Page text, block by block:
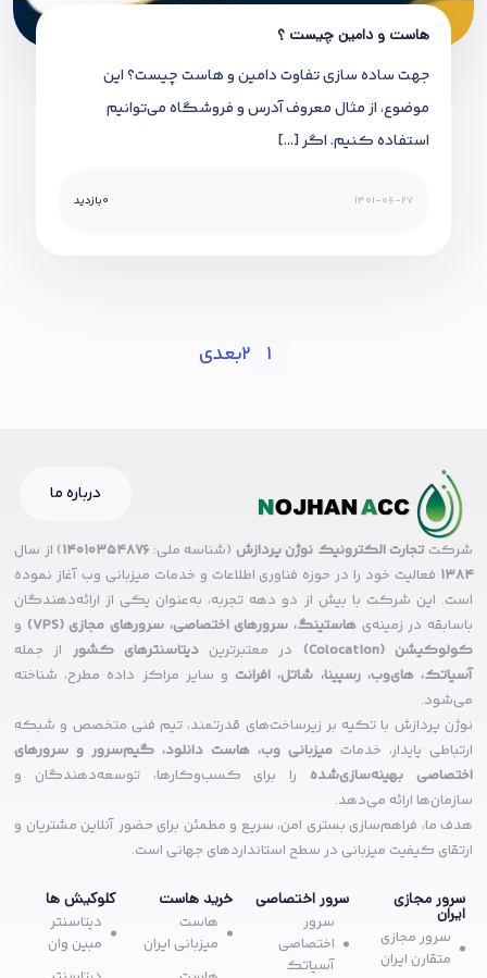
هاست و دامین چیست ؟
جهت ساده سازی تفاوت دامین و هاست چیست؟ این
موضوع، از مثال معروف آدرس و فروشگاه می‌توانیم
استفاده کنیم. اگر […]
1401-06-27
0بازدید
2بعدی
درباره ما
شرکت تجارت الکترونیک نوژن پردازش (شناسه ملی: 14010354876) از سال
۱۳۸۴ فعالیت خود را در حوزه فناوری اطلاعات و خدمات میزبانی وب آغاز نموده
است. این شرکت با بیش از دو دهه تجربه، به‌عنوان یکی از ارائه‌دهندگان
باسابقه در زمینه‌ی هاستینگ، سرورهای اختصاصی، سرورهای مجازی (VPS)
و
کولوکیشن (Colocation)
در معتبرتریندیتاسنترهای کشور از جمله
آسیاتک، های‌وب، رسپینا، شاتل، افرانت و سایر مراکز داده مطرح، شناخته
می‌شود.
نوژن پردازش با تکیه بر زیرساخت‌های قدرتمند، تیم فنی متخصص و شبکه
ارتباطی پایدار، خدمات میزبانی وب، هاست دانلود، گیم‌سرور و سرورهای
اختصاصی بهینه‌سازی‌شده را برای کسب‌وکارها، توسعه‌دهندگان و
سازمان‌ها ارائه می‌دهد.
هدف ما، فراهم‌سازی بستری امن، سریع و مطمئن برای حضور آنلاین مشتریان و
ارتقای کیفیت میزبانی در سطح استانداردهای جهانی است.
سرور مجازی
ایران
سرور مجازی
متقارن ایران
سرور اختصاصی
سرور
اختصاصی
آسیاتک
خرید هاست
هاست
میزبانی ایران
کلوکیش ها
دیتاسنتر
مبین وان